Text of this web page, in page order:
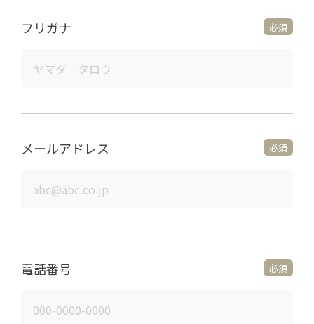
フリガナ 必須
メールアドレス 必須
電話番号 必須